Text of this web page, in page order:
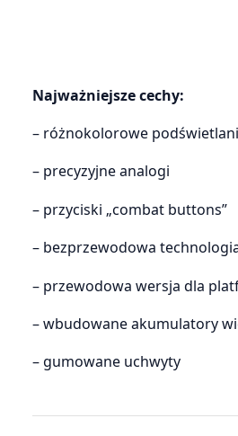
Najważniejsze cechy:
– różnokolorowe
– precyzyjne analogi
– przyciski „combat buttons”
– bezprzewodowa
– przewodowa wersja dla
– wbudowane akumulatory
– gumowane uchwyty